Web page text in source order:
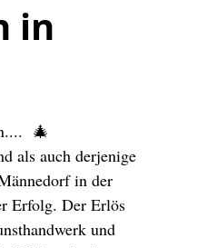
in
🎄
als auch derjenige
in der
Erfolg. Der Erlös
und